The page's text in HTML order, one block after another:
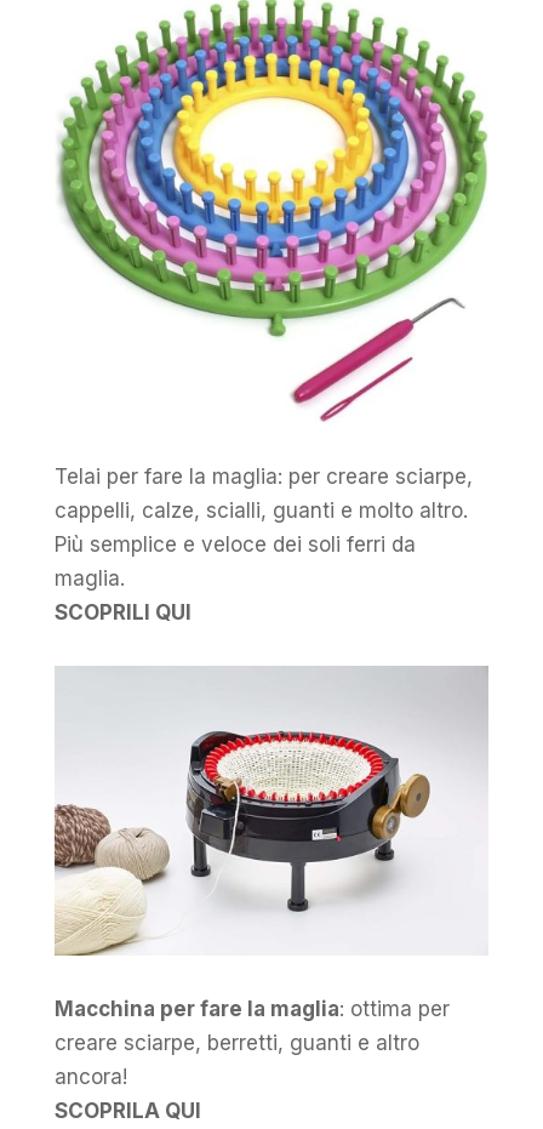
Telai per fare la maglia: per creare sciarpe,
cappelli, calze, scialli, guanti e molto altro.
Più semplice e veloce dei soli ferri da
maglia.
SCOPRILI QUI
Macchina per fare la maglia: ottima per
creare sciarpe, berretti, guanti e altro
ancora!
SCOPRILA QUI